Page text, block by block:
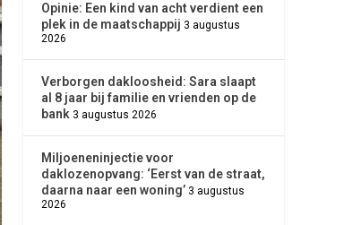
Opinie: Een kind van acht verdient een
plek in de maatschappij 3 augustus
2026
Verborgen dakloosheid: Sara slaapt
al 8 jaar bij familie en vrienden op de
bank 3 augustus 2026
Miljoeneninjectie voor
daklozenopvang: ‘Eerst van de straat,
daarna naar een woning’ 3 augustus
2026